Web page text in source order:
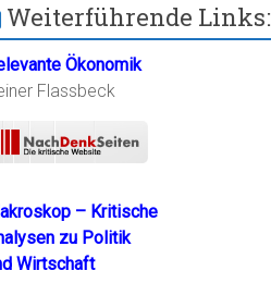
Weiterführende Links:
Ökonomik
Flassbeck
– Kritische
zu Politik
Wirtschaft